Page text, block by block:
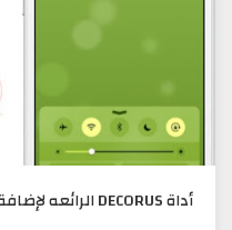
أداة DECORUS الرائعه لإضافة مركز تحكم IOS 10